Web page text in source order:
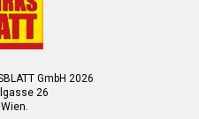
GmbH 2026
26